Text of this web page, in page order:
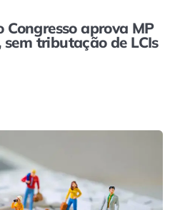
Congresso aprova MP
tributação de LCIs